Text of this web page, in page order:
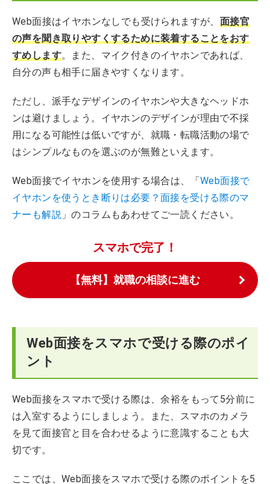
Web面接はイヤホンなしでも受けられますが、 面接官
の声を聞き取りやすくするために装着することをおす
すめします。また、マイク付きのイヤホンであれば、
自分の声も相手に届きやすくなります。
ただし、派手なデザインのイヤホンや大きなヘッドホ
ンは避けましょう。イヤホンのデザインが理由で不採
用になる可能性は低いですが、就職・転職活動の場で
はシンプルなものを選ぶのが無難といえます。
Web面接でイヤホンを使用する場合は、「Web面接で
イヤホンを使うとき断りは必要？面接を受ける際のマ
ナーも解説 」のコラムもあわせてご一読ください。
スマホで完了！
【無料】就職の相談に進む
Web面接をスマホで受ける際のポイ
ント
Web面接をスマホで受ける際は、余裕をもって5分前に
は入室するようにしましょう。また、スマホのカメラ
を見て面接官と目を合わせるように意識することも大
切です。
ここでは、Web面接をスマホで受ける際のポイントを5